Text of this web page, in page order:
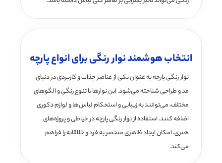
انتخاب هوشمند نوار رنگی برای انواع پارچه
نوار رنگی پارچه به عنوان یکی از عناصر جذاب و کاربردی در دنیای
مد و طراحی شناخته می‌شود. این نوارها با تنوع رنگی و الگوهای
مختلف، می‌توانند به زیبایی و استحکام لباس‌ها و لوازم دکوری
اضافه کنند. استفاده از نوار رنگی پارچه در خیاطی و پروژه‌های
هنری، امکان ایجاد ظاهری منحصر به فرد و خلاقانه را فراهم
می‌کند.